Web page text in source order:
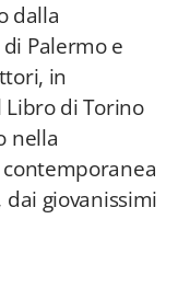
dalla
Palermo e
in
Libro di Torino
nella
giovanissimi